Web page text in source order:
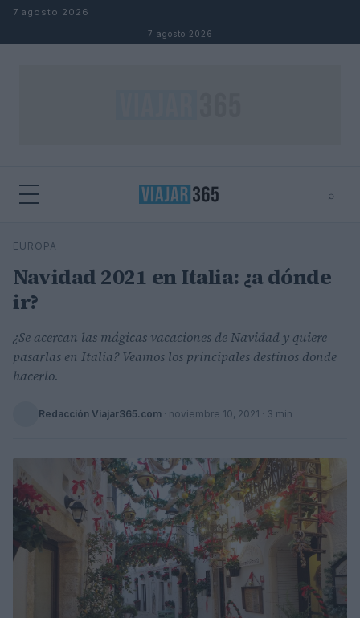
Saltar al contenido
7 agosto 2026
7 agosto 2026
⌕
Buscar
EUROPA
Navidad 2021 en Italia: ¿a dónde
ir?
¿Se acercan las mágicas vacaciones de Navidad y quiere
pasarlas en Italia? Veamos los principales destinos donde
hacerlo.
Redacción Viajar365.com · noviembre 10, 2021 · 3 min